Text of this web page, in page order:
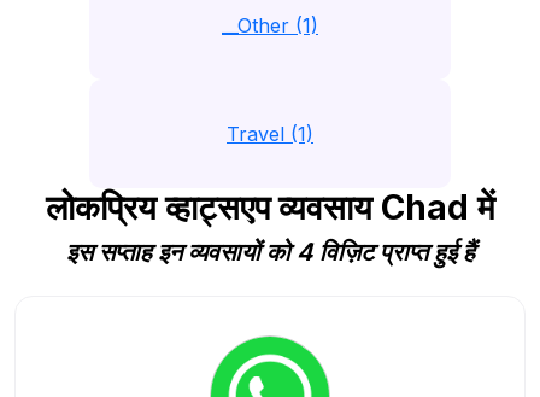
__Other (1)
Travel (1)
लोकप्रिय व्हाट्सएप व्यवसाय Chad में
इस सप्ताह इन व्यवसायों को 4 विज़िट प्राप्त हुई हैं